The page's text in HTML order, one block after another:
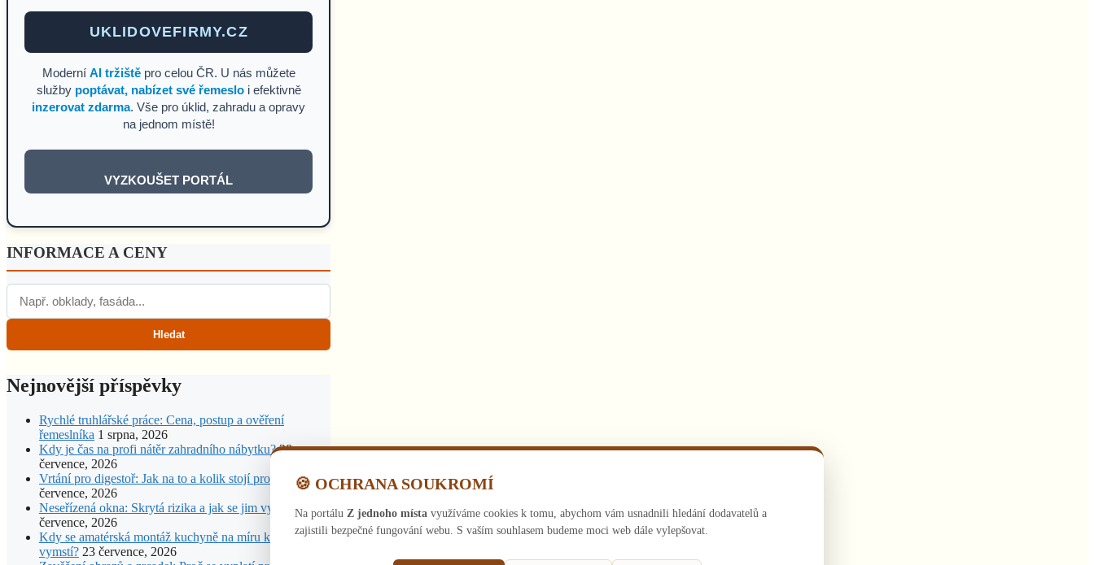
UKLIDOVEFIRMY.CZ
Moderní AI tržištěpro celou ČR. U nás můžete
služby poptávat, nabízet své řemesloi efektivně
inzerovat zdarma. Vše pro úklid, zahradu a opravy
na jednom místě!
VYZKOUŠET PORTÁL
INFORMACE A CENY
Hledat
Nejnovější příspěvky
Rychlé truhlářské práce: Cena, postup a ověření
řemeslníka 1 srpna, 2026
Kdy je čas na profi nátěr zahradního nábytku? 28
července, 2026
Vrtání pro digestoř: Jak na to a kolik stojí profík?
26
července, 2026
Neseřízená okna: Skrytá rizika a jak se jim vyhnout
července, 2026
Kdy se amatérská montáž kuchyně na míru krutě
vymstí? 23 července, 2026
🍪 OCHRANA SOUKROMÍ
Na portálu Z jednoho místa využíváme cookies k tomu, abychom vám usnadnili hledání dodavatelů a
zajistili bezpečné fungování webu. S vaším souhlasem budeme moci web dále vylepšovat.